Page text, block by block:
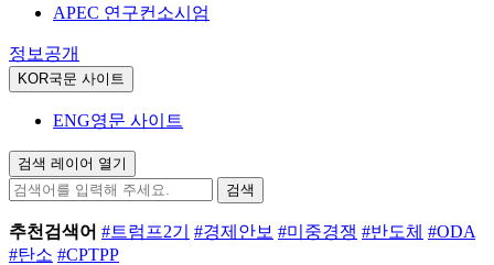
APEC 연구컨소시엄
정보공개
KOR국문 사이트
ENG영문 사이트
검색 레이어 열기
검색
추천검색어 #트럼프2기 #경제안보 #미중경쟁 #반도체 #ODA
#탄소 #CPTPP